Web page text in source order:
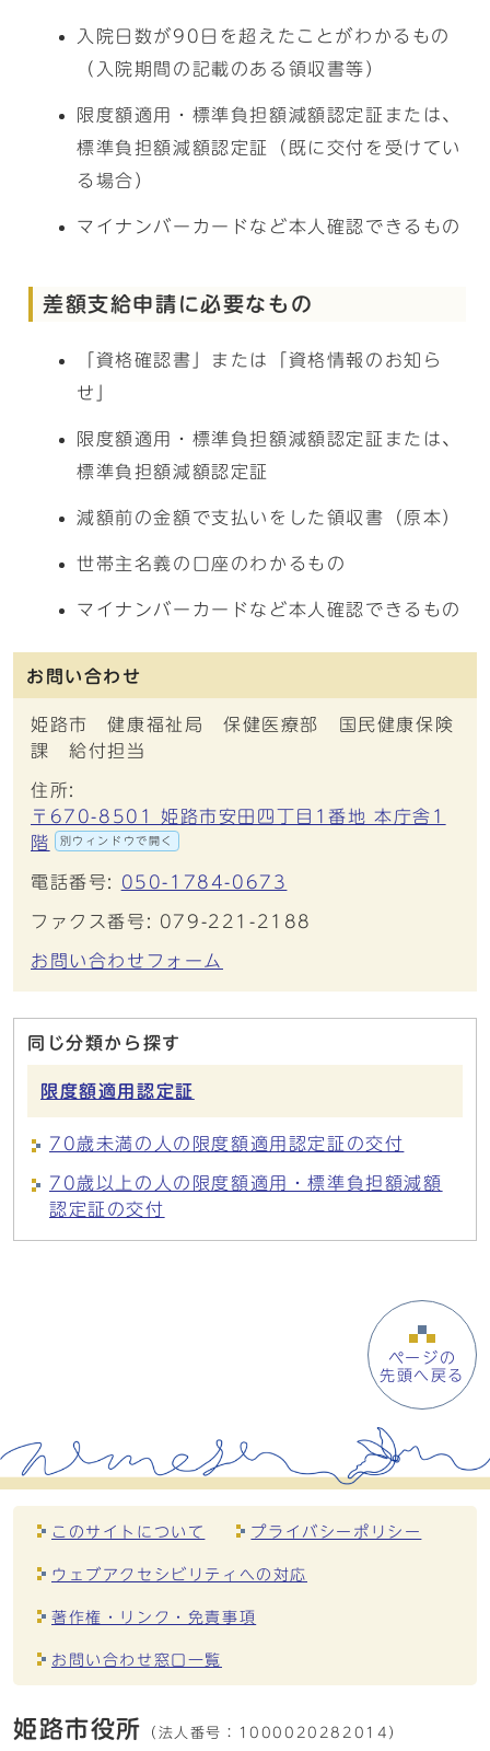
入院日数が90日を超えたことがわかるもの
（入院期間の記載のある領収書等）
限度額適用・標準負担額減額認定証または、
標準負担額減額認定証（既に交付を受けてい
る場合）
マイナンバーカードなど本人確認できるもの
差額支給申請に必要なもの
「資格確認書」または「資格情報のお知ら
せ」
限度額適用・標準負担額減額認定証または、
標準負担額減額認定証
減額前の金額で支払いをした領収書（原本）
世帯主名義の口座のわかるもの
マイナンバーカードなど本人確認できるもの
お問い合わせ
姫路市 健康福祉局 保健医療部 国民健康保険
課 給付担当
住所:
〒670-8501 姫路市安田四丁目1番地 本庁舎1
階
別ウィンドウで開く
電話番号: 050-1784-0673
ファクス番号: 079-221-2188
お問い合わせフォーム
同じ分類から探す
限度額適用認定証
70歳未満の人の限度額適用認定証の交付
70歳以上の人の限度額適用・標準負担額減額
認定証の交付
ページの
先頭へ戻る
このサイトについて プライバシーポリシー
ウェブアクセシビリティへの対応
著作権・リンク・免責事項
お問い合わせ窓口一覧
姫路市役所 （法人番号： 1000020282014）